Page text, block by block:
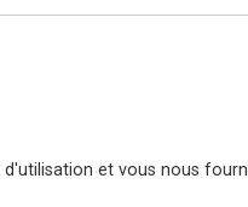
et vous nous